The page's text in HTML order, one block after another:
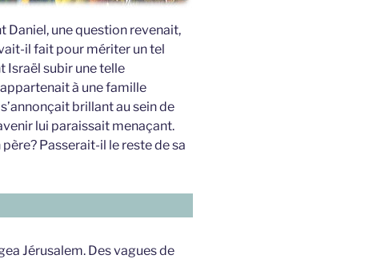
Daniel, une question revenait,
il fait pour mériter un tel
Israël subir une telle
à une famille
brillant au sein de
lui paraissait menaçant.
Passerait-il le reste de sa
Jérusalem. Des vagues de